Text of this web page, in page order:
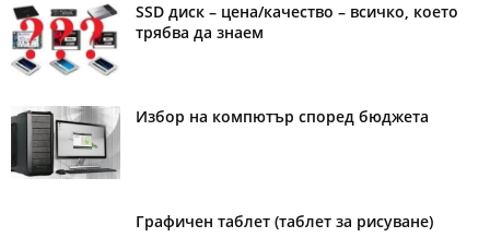
SSD диск – цена/качество – всичко, което
трябва да знаем
Избор на компютър според бюджета
Графичен таблет (таблет за рисуване)